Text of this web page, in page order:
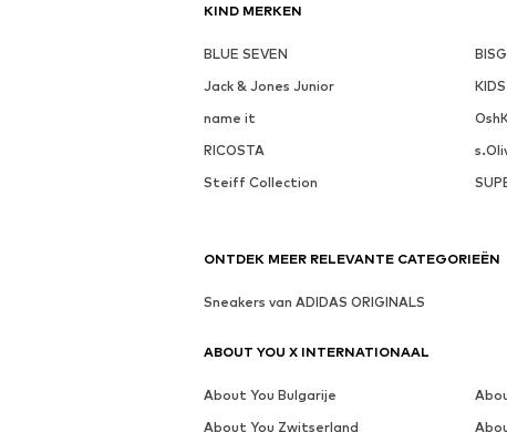
KIND MERKEN
BLUE SEVEN
Jack & Jones Junior
name it
RICOSTA
Steiff Collection
ONTDEK MEER RELEVANTE CATEGORIEËN
Sneakers van ADIDAS ORIGINALS
ABOUT YOU X INTERNATIONAAL
About You Bulgarije
About You Zwitserland